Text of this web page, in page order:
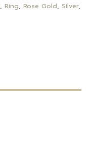
, Ring, Rose Gold, Silver,